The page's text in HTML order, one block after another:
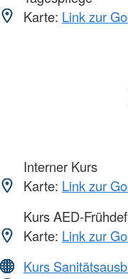
Karte: Link zur
Interner Kurs
Karte: Link zur
Kurs AED-
Karte: Link zur
Kurs